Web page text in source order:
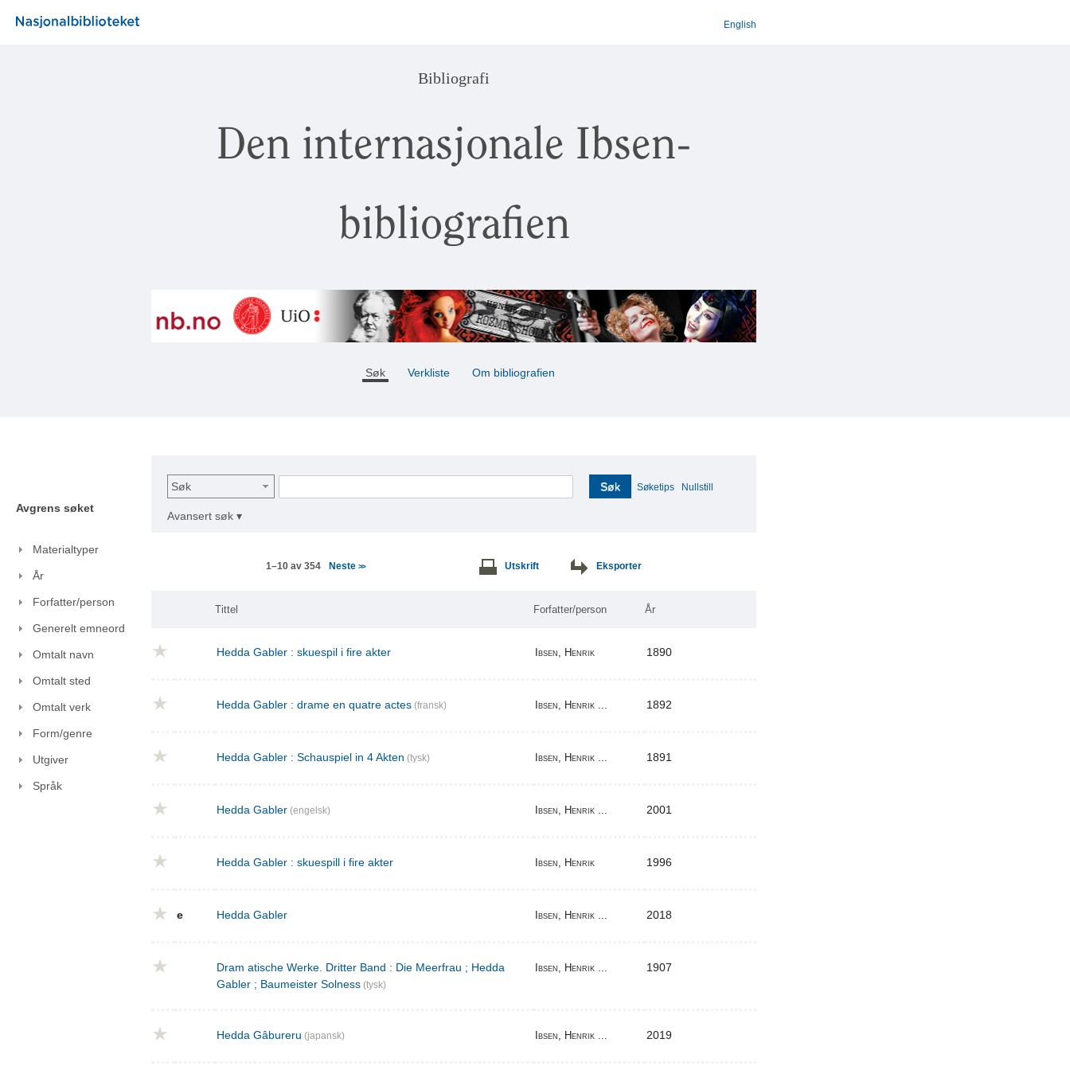
English
Bibliografi
Den internasjonale Ibsen-
bibliografien
Søk Verkliste Om bibliografien
Avgrens søket
Materialtyper
År
Forfatter/person
Generelt emneord
Omtalt navn
Omtalt sted
Omtalt verk
Form/genre
Utgiver
Språk
Søk Søk Søketips Nullstill
Avansert søk ▾
1–10 av 354 Neste >> Utskrift Eksporter
Tittel Forfatter/person År
Hedda Gabler : skuespil i fire akter Ibsen, Henrik 1890
Hedda Gabler : drame en quatre actes (fransk) Ibsen, Henrik ... 1892
Hedda Gabler : Schauspiel in 4 Akten (tysk) Ibsen, Henrik ... 1891
Hedda Gabler (engelsk) Ibsen, Henrik ... 2001
Hedda Gabler : skuespill i fire akter Ibsen, Henrik 1996
e Hedda Gabler Ibsen, Henrik ... 2018
Dram atische Werke. Dritter Band : Die Meerfrau ; Hedda
Gabler ; Baumeister Solness (tysk)
Ibsen, Henrik ... 1907
Hedda Gâbureru (japansk) Ibsen, Henrik ... 2019